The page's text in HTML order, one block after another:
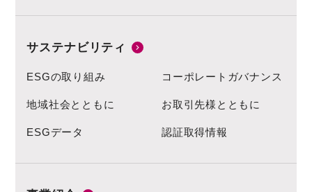
サステナビリティ
ESGの取り組み コーポレートガバナンス
地域社会とともに お取引先様とともに
ESGデータ 認証取得情報